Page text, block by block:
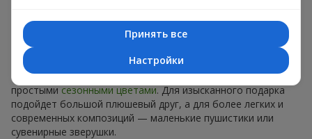
гипсофилы. Игрушек тоже много. Но чаще всего наши
клиенты выбирают композицию «мишки с цветами». Это
классика, которая никогда не подводит. Кроме того, у нас
есть плюшевые мишки разных размеров, которые отлично
сочетаются как с изысканными орхидеями, так и с
простымисезонными цветами. Для изысканного подарка
подойдет большой плюшевый друг, а для более легких и
современных композиций — маленькие пушистики или
сувенирные зверушки.
Принять все
Настройки